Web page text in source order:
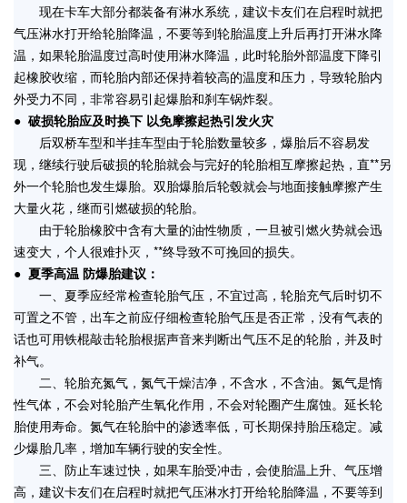
现在卡车大部分都装备有淋水系统，建议卡友们在启程时就把
气压淋水打开给轮胎降温，不要等到轮胎温度上升后再打开淋水降
温，如果轮胎温度过高时使用淋水降温，此时轮胎外部温度下降引
起橡胶收缩，而轮胎内部还保持着较高的温度和压力，导致轮胎内
外受力不同，非常容易引起爆胎和刹车锅炸裂。
● 破损轮胎应及时换下 以免摩擦起热引发火灾
后双桥车型和半挂车型由于轮胎数量较多，爆胎后不容易发
现，继续行驶后破损的轮胎就会与完好的轮胎相互摩擦起热，直**另
外一个轮胎也发生爆胎。双胎爆胎后轮毂就会与地面接触摩擦产生
大量火花，继而引燃破损的轮胎。
由于轮胎橡胶中含有大量的油性物质，一旦被引燃火势就会迅
速变大，个人很难扑灭，**终导致不可挽回的损失。
● 夏季高温 防爆胎建议：
一、夏季应经常检查轮胎气压，不宜过高，轮胎充气后时切不
可置之不管，出车之前应仔细检查轮胎气压是否正常，没有气表的
话也可用铁棍敲击轮胎根据声音来判断出气压不足的轮胎，并及时
补气。
二、轮胎充氮气，氮气干燥洁净，不含水，不含油。氮气是惰
性气体，不会对轮胎产生氧化作用，不会对轮圈产生腐蚀。延长轮
胎使用寿命。氮气在轮胎中的渗透率低，可长期保持胎压稳定。减
少爆胎几率，增加车辆行驶的安全性。
三、防止车速过快，如果车胎受冲击，会使胎温上升、气压增
高， 建议卡友们在启程时就把气压淋水打开给轮胎降温，不要等到